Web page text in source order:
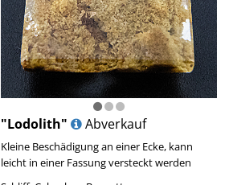
"Lodolith" Abverkauf
Kleine Beschädigung an einer Ecke, kann
leicht in einer Fassung versteckt werden